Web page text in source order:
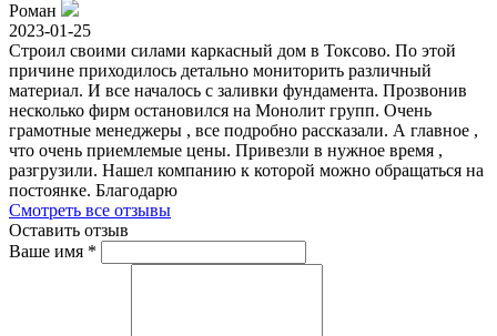
Роман
2023-01-25
Строил своими силами каркасный дом в Токсово. По этой
причине приходилось детально мониторить различный
материал. И все началось с заливки фундамента. Прозвонив
несколько фирм остановился на Монолит групп. Очень
грамотные менеджеры , все подробно рассказали. А главное ,
что очень приемлемые цены. Привезли в нужное время ,
разгрузили. Нашел компанию к которой можно обращаться на
постоянке. Благодарю
Смотреть все отзывы
Оставить отзыв
Ваше имя *